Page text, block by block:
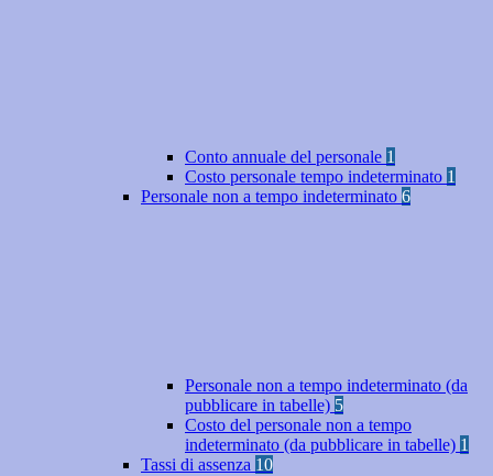
Conto annuale del personale 1
Costo personale tempo indeterminato 1
Personale non a tempo indeterminato 6
Personale non a tempo indeterminato (da
pubblicare in tabelle) 5
Costo del personale non a tempo
indeterminato (da pubblicare in tabelle) 1
Tassi di assenza 10